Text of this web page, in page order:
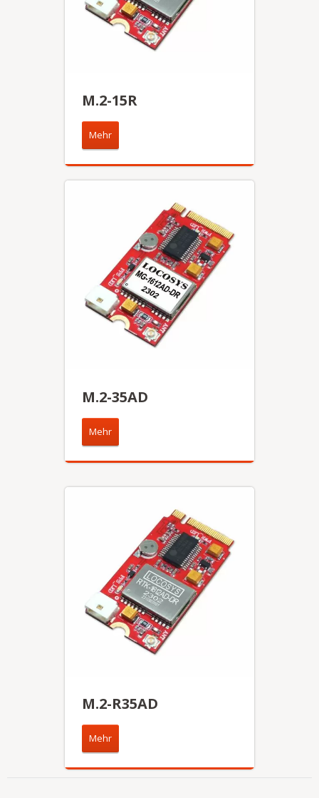
M.2-15R
Mehr
M.2-35AD
Mehr
M.2-R35AD
Mehr